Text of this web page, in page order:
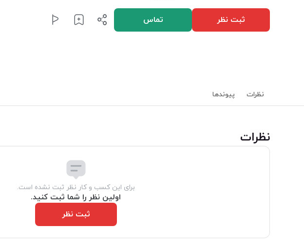
ثبت نظر تماس
نظرات پیوند‌ها
‌نظرات
برای این کسب و کار نظر ثبت نشده است.
اولین نظر را شما ثبت کنید.
ثبت نظر